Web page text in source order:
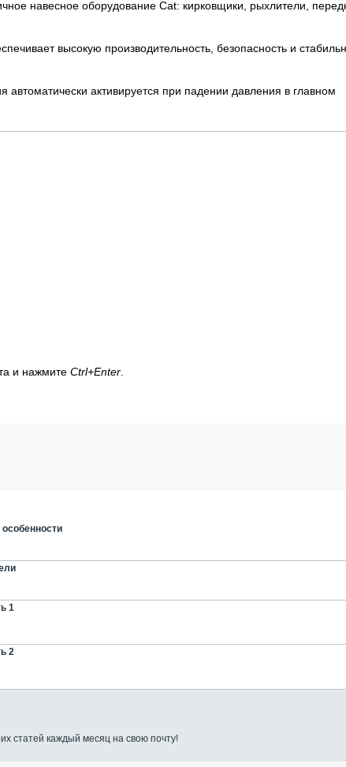
навесное оборудование Cat: кирковщики, рыхлители,
высокую производительность, безопасность и
активируется при падении давления в главном
и нажмите Ctrl+Enter
1
2
статей каждый месяц на свою почту!